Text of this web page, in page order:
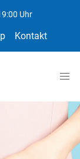
Uhr
Kontakt